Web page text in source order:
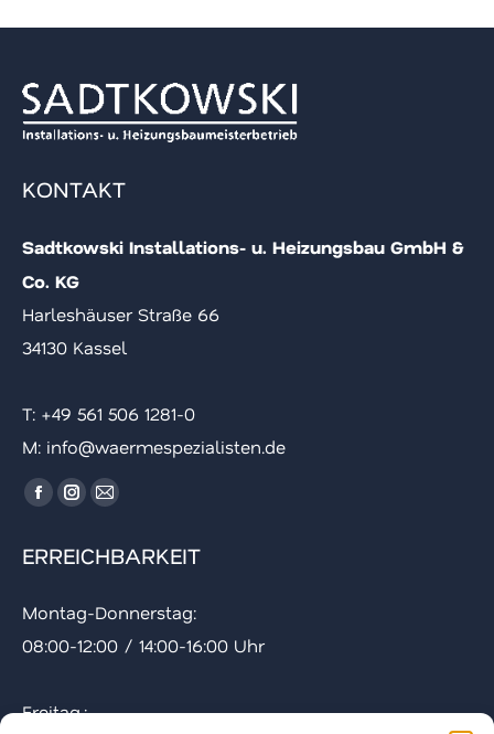
KONTAKT
Sadtkowski Installations- u. Heizungsbau GmbH &
Co. KG
Harleshäuser Straße 66
34130 Kassel
T: ‪+49 561 506 1281-0
M: info@waermespezialisten.de
Finde uns auf:
Facebook
wird
einem
neuen
geöffnet
Instagram
wird
einem
neuen
geöffnet
E-
Seite
in
einem
ERREICHBARKEIT
Montag-Donnerstag:
08:00-12:00 / 14:00-16:00 Uhr
Freitag.: